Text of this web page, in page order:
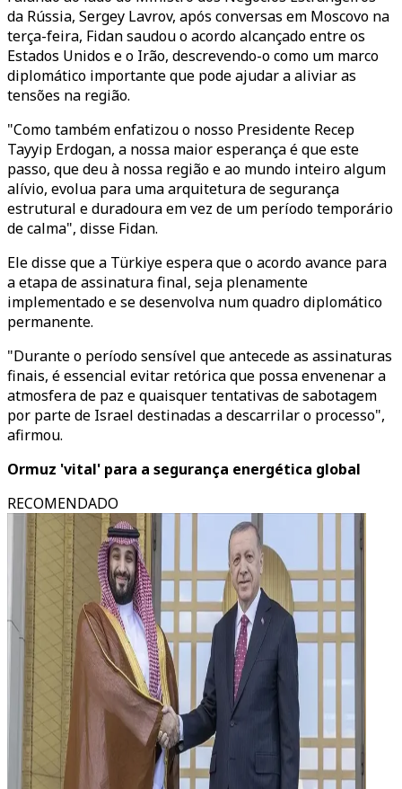
da Rússia, Sergey Lavrov, após conversas em Moscovo na
terça-feira, Fidan saudou o acordo alcançado entre os
Estados Unidos e o Irão, descrevendo-o como um marco
diplomático importante que pode ajudar a aliviar as
tensões na região.
"Como também enfatizou o nosso Presidente Recep
Tayyip Erdogan, a nossa maior esperança é que este
passo, que deu à nossa região e ao mundo inteiro algum
alívio, evolua para uma arquitetura de segurança
estrutural e duradoura em vez de um período temporário
de calma", disse Fidan.
Ele disse que a Türkiye espera que o acordo avance para
a etapa de assinatura final, seja plenamente
implementado e se desenvolva num quadro diplomático
permanente.
"Durante o período sensível que antecede as assinaturas
finais, é essencial evitar retórica que possa envenenar a
atmosfera de paz e quaisquer tentativas de sabotagem
por parte de Israel destinadas a descarrilar o processo",
afirmou.
Ormuz 'vital' para a segurança energética global
RECOMENDADO